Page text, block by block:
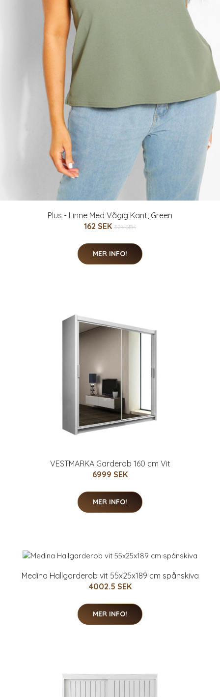
Plus - Linne Med Vågig Kant, Green
162 SEK 324 SEK
MER INFO!
VESTMARKA Garderob 160 cm Vit
6999 SEK
MER INFO!
Medina Hallgarderob vit 55x25x189 cm spånskiva
4002.5 SEK
MER INFO!